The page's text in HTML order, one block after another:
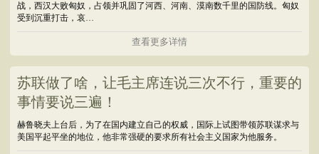
战，西汉大败匈奴，占领并巩固了河西、河南、漠南数千里的国防线。匈奴
受到沉重打击，哀…
查看更多详情
苏联做了啥，让毛主席连说三次不行，重要的
事情要说三遍！
赫鲁晓夫上台后，为了在国内建立自己的权威，国际上试图带领苏联谋求与
美国平起平坐的地位，他非常强硬的要求所有社会主义国家为他服务。